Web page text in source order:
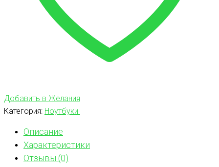
Добавить в Желания
Категория: Ноутбуки
Описание
Характеристики
Отзывы (0)